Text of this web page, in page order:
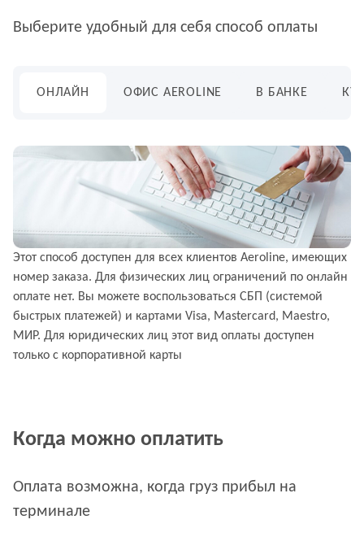
Выберите удобный для себя способ оплаты
ОНЛАЙН ОФИС AEROLINE В БАНКЕ
Этот способ доступен для всех клиентов Aeroline, имеющих
номер заказа. Для физических лиц ограничений по онлайн
оплате нет. Вы можете воспользоваться СБП (системой
быстрых платежей) и картами Visa, Mastercard, Maestro,
МИР. Для юридических лиц этот вид оплаты доступен
только c корпоративной карты
Когда можно оплатить
Оплата возможна, когда груз прибыл на
терминале